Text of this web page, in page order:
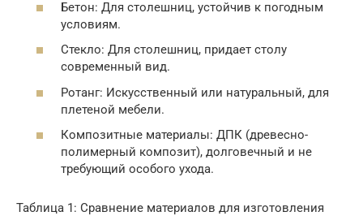
Бетон: Для столешниц, устойчив к погодным
условиям.
Стекло: Для столешниц, придает столу
современный вид.
Ротанг: Искусственный или натуральный, для
плетеной мебели.
Композитные материалы: ДПК (древесно-
полимерный композит), долговечный и не
требующий особого ухода.
Таблица 1: Сравнение материалов для изготовления